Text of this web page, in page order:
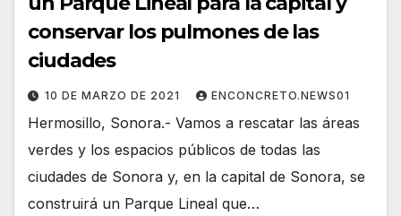
conservar los pulmones de las
ciudades
10 DE MARZO DE 2021 ENCONCRETO.NEWS01
Hermosillo, Sonora.- Vamos a rescatar las áreas
verdes y los espacios públicos de todas las
ciudades de Sonora y, en la capital de Sonora, se
construirá un Parque Lineal que…